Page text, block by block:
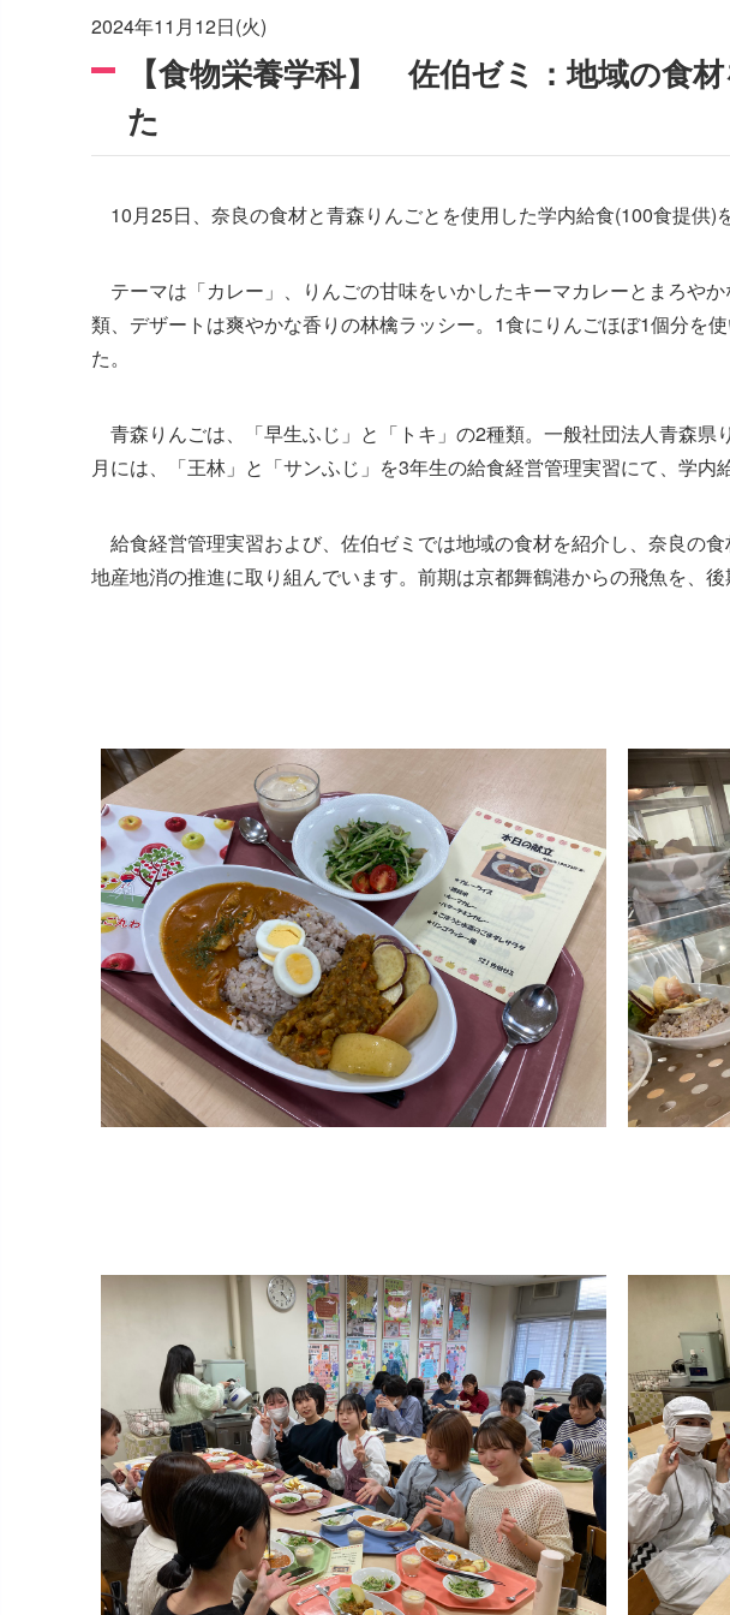
2024年11月12日(火)
【食物栄養学科】 佐伯ゼミ：地域の食
た
10月25日、奈良の食材と青森りんごとを使用した学内給食(100食提供)
テーマは「カレー」、りんごの甘味をいかしたキーマカレーとまろや
類、デザートは爽やかな香りの林檎ラッシー。1食にりんごほぼ1個分を
た。
青森りんごは、「早生ふじ」と「トキ」の2種類。一般社団法人青森県
月には、「王林」と「サンふじ」を3年生の給食経営管理実習にて、学内
給食経営管理実習および、佐伯ゼミでは地域の食材を紹介し、奈良の食
地産地消の推進に取り組んでいます。前期は京都舞鶴港からの飛魚を、